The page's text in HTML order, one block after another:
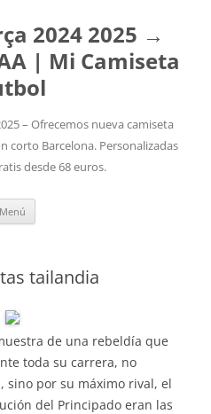
2024 2025 →
| Mi Camiseta
– Ofrecemos nueva camiseta
corto Barcelona. Personalizadas
desde 68 euros.
Menú
tailandia
de una rebeldía que
toda su carrera, no
sino por su máximo rival, el
del Principado eran las